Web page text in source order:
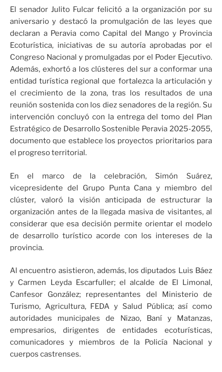
El senador Julito Fulcar felicitó a la organización por su
aniversario y destacó la promulgación de las leyes que
declaran a Peravia como Capital del Mango y Provincia
Ecoturística, iniciativas de su autoría aprobadas por el
Congreso Nacional y promulgadas por el Poder Ejecutivo.
Además, exhortó a los clústeres del sur a conformar una
entidad turística regional que fortalezca la articulación y
el crecimiento de la zona, tras los resultados de una
reunión sostenida con los diez senadores de la región. Su
intervención concluyó con la entrega del tomo del Plan
Estratégico de Desarrollo Sostenible Peravia 2025-2055,
documento que establece los proyectos prioritarios para
el progreso territorial.
En el marco de la celebración, Simón Suárez,
vicepresidente del Grupo Punta Cana y miembro del
clúster, valoró la visión anticipada de estructurar la
organización antes de la llegada masiva de visitantes, al
considerar que esa decisión permite orientar el modelo
de desarrollo turístico acorde con los intereses de la
provincia.
Al encuentro asistieron, además, los diputados Luis Báez
y Carmen Leyda Escarfuller; el alcalde de El Limonal,
Canfesor González; representantes del Ministerio de
Turismo, Agricultura, FEDA y Salud Pública; así como
autoridades municipales de Nizao, Baní y Matanzas,
empresarios, dirigentes de entidades ecoturísticas,
comunicadores y miembros de la Policía Nacional y
cuerpos castrenses.